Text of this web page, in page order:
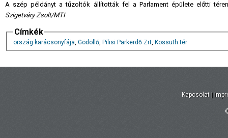
A szép példányt a tűzoltók állították fel a Parlament épülete előtti
Szigetváry Zsolt/MTI
Címkék
ország karácsonyfája, Gödöllő, Pilisi Parkerdő Zrt, Kossuth tér
Kapcsolat |